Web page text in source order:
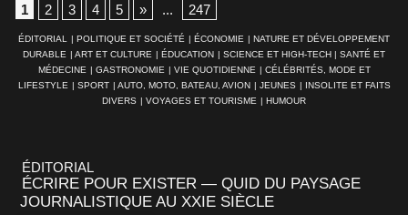
1
2 3 4 5 » ... 247
ÉDITORIAL | POLITIQUE ET SOCIÉTÉ | ÉCONOMIE | NATURE ET DÉVELOPPEMENT
DURABLE | ART ET CULTURE | ÉDUCATION | SCIENCE ET HIGH-TECH | SANTÉ ET
MÉDECINE | GASTRONOMIE | VIE QUOTIDIENNE | CÉLÉBRITÉS, MODE ET
LIFESTYLE | SPORT | AUTO, MOTO, BATEAU, AVION | JEUNES | INSOLITE ET FAITS
DIVERS | VOYAGES ET TOURISME | HUMOUR
ÉDITORIAL
ÉCRIRE POUR EXISTER — QUID DU PAYSAGE
JOURNALISTIQUE AU XXIE SIÈCLE